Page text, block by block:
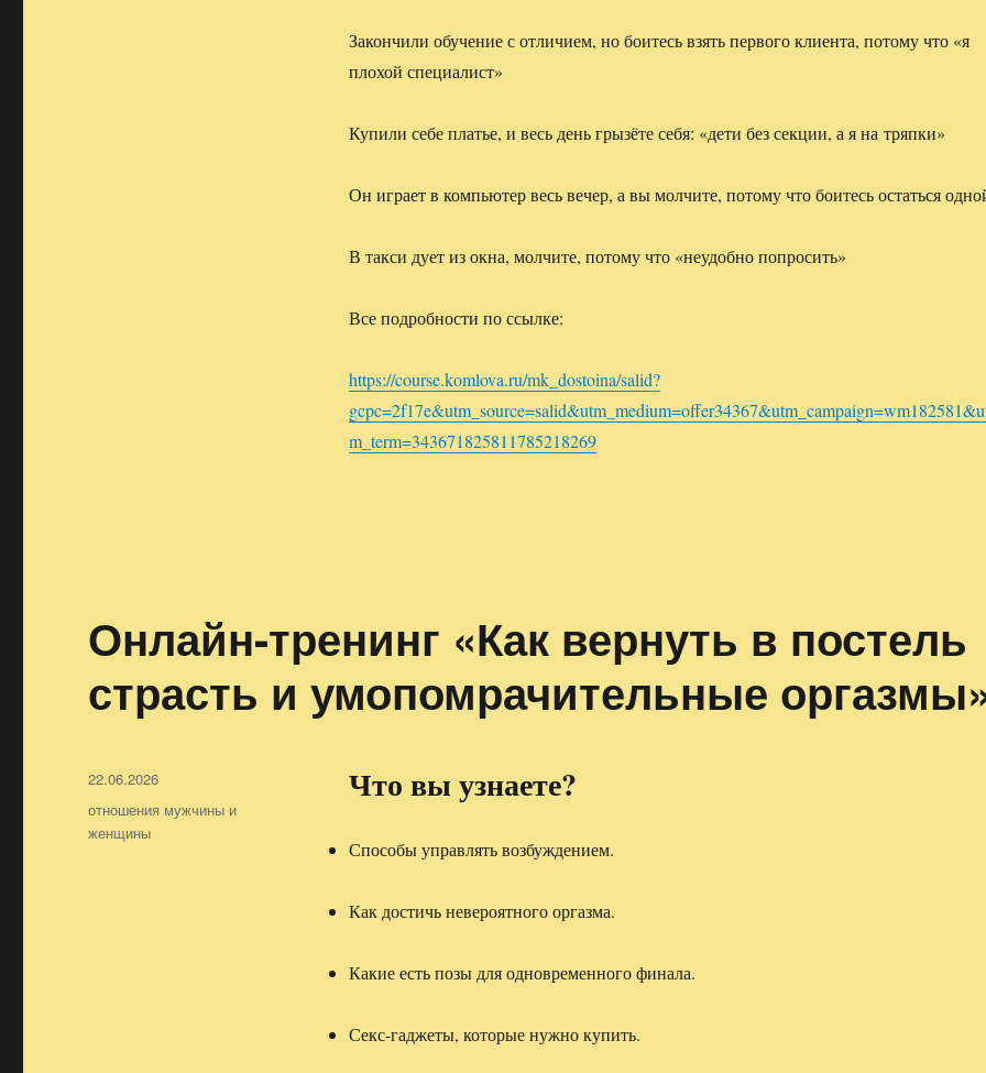
Закончили обучение с отличием, но боитесь взять первого клиента, потому что «я
плохой специалист»
Купили себе платье, и весь день грызёте себя: «дети без секции, а я на тряпки»
Он играет в компьютер весь вечер, а вы молчите, потому что боитесь остаться
В такси дует из окна, молчите, потому что «неудобно попросить»
Все подробности по ссылке:
https://course.komlova.ru/mk_dostoina/salid?
m_term=343671825811785218269
Онлайн-тренинг «Как вернуть в постель
страсть и умопомрачительные
Что вы узнаете?
Способы управлять возбуждением.
Как достичь невероятного оргазма.
Какие есть позы для одновременного финала.
Секс-гаджеты, которые нужно купить.
Опубликовано
22.06.2026
Рубрики
отношения мужчины и
женщины